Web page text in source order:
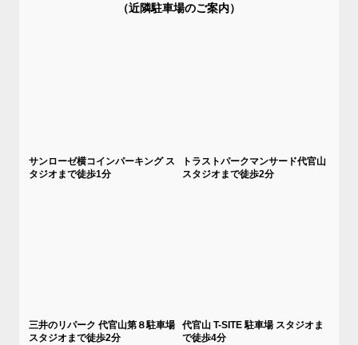
（近隣駐車場のご案内）
サンローゼ横コインパーキング ス
タジオまで徒歩1分
トラストパークマンサード代官山
スタジオまで徒歩2分
三井のリパーク 代官山第８駐車場
スタジオまで徒歩2分
代官山 T-SITE 駐車場 スタジオま
で徒歩4分